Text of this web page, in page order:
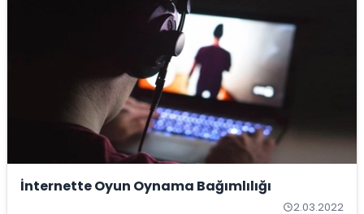
İnternette Oyun Oynama Bağımlılığı
2.03.2022